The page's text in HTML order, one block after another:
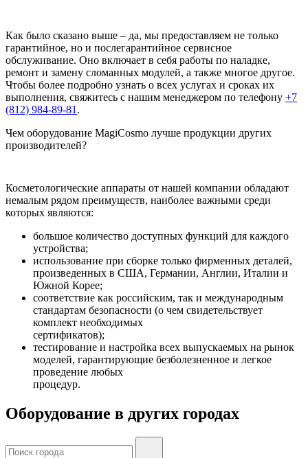
Как было сказано выше – да, мы предоставляем не только
гарантийное, но и послегарантийное сервисное
обслуживание. Оно включает в себя работы по наладке,
ремонт и замену сломанных модулей, а также многое другое.
Чтобы более подробно узнать о всех услугах и сроках их
выполнения, свяжитесь с нашим менеджером по телефону +7
(812) 984-89-81 .
Чем оборудование MagiCosmo лучше продукции других
производителей?
Косметологические аппараты от нашей компании обладают
немалым рядом преимуществ, наиболее важными среди
которых являются:
большое количество доступных функций для каждого
устройства;
использование при сборке только фирменных деталей,
произведенных в США, Германии, Англии, Италии и
Южной Корее;
соответствие как российским, так и международным
стандартам безопасности (о чем свидетельствует
комплект необходимых
сертификатов);
тестирование и настройка всех выпускаемых на рынок
моделей, гарантирующие безболезненное и легкое
проведение любых
процедур.
Оборудование в других городах